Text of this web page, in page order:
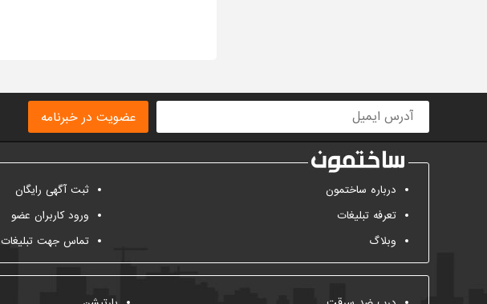
عضویت در خبرنامه
درباره ساختمون
تعرفه تبلیغات
وبلاگ
ثبت آگهی رایگان
ورود کاربران عضو
تماس جهت تبلیغات